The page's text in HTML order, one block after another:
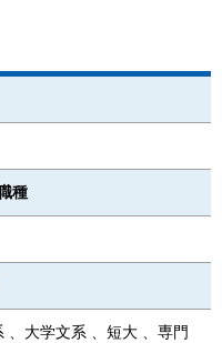
種
、大学文系 、短大 、専門